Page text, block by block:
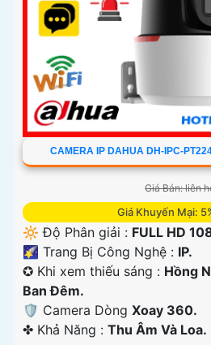
CAMERA IP DAHUA DH-IPC-
Giá Bán: liên
Giá Khuyến Mại:
🔆 Độ Phân giải : FULL HD
🌠 Trang Bị Công Nghệ : IP.
✪ Khi xem thiếu sáng : Hồng
Ban Ðêm.
🛡 Camera Dòng Xoay 360.
️✤ Khả Năng : Thu Âm Và Loa.